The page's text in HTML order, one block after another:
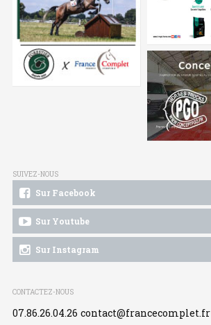
SUIVEZ-NOUS
Sur Facebook
Sur Youtube
Sur Instagram
CONTACTEZ-NOUS
07.86.26.04.26 contact@francecomplet.fr